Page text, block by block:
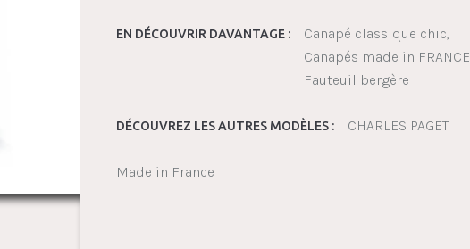
EN DÉCOUVRIR DAVANTAGE :
Canapé classique chic
Canapés made in FRANCE
Fauteuil bergère
DÉCOUVREZ LES AUTRES MODÈLES : CHARLES PAGET
Made in France